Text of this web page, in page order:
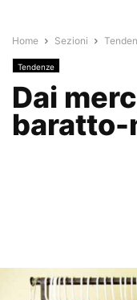
Home Sezioni
Tendenze
Dai
baratto-